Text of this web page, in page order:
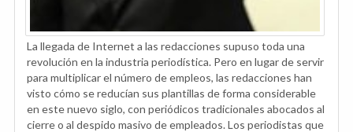
La llegada de Internet a las redacciones supuso toda una
revolución en la industria periodística. Pero en lugar de servir
para multiplicar el número de empleos, las redacciones han
visto cómo se reducían sus plantillas de forma considerable
en este nuevo siglo, con periódicos tradicionales abocados al
cierre o al despido masivo de empleados. Los periodistas que